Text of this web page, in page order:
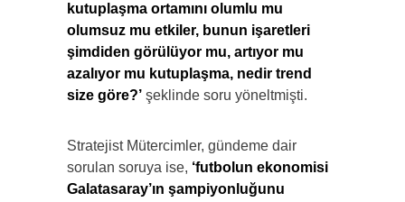
kutuplaşma ortamını olumlu mu
olumsuz mu etkiler, bunun işaretleri
şimdiden görülüyor mu, artıyor mu
azalıyor mu kutuplaşma, nedir trend
size göre?’ şeklinde soru yöneltmişti.
Stratejist Mütercimler, gündeme dair
sorulan soruya ise, ‘futbolun ekonomisi
Galatasaray’ın şampiyonluğunu